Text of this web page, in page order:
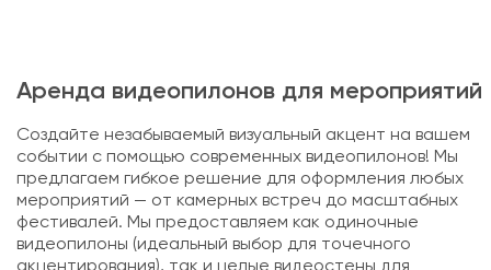
Аренда видеопилонов для мероприятий
Создайте незабываемый визуальный акцент на вашем
событии с помощью современных видеопилонов! Мы
предлагаем гибкое решение для оформления любых
мероприятий — от камерных встреч до масштабных
фестивалей. Мы предоставляем как одиночные
видеопилоны (идеальный выбор для точечного